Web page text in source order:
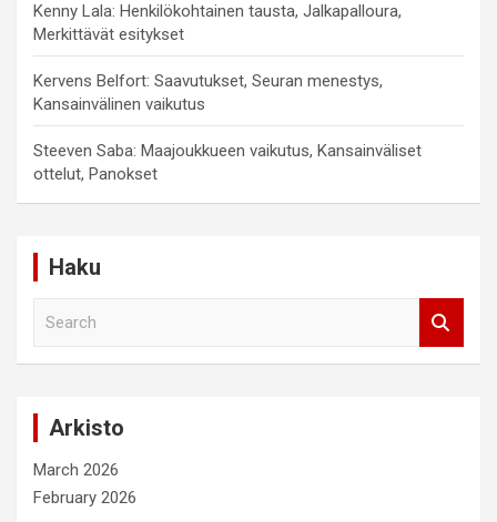
Kenny Lala: Henkilökohtainen tausta, Jalkapalloura,
Merkittävät esitykset
Kervens Belfort: Saavutukset, Seuran menestys,
Kansainvälinen vaikutus
Steeven Saba: Maajoukkueen vaikutus, Kansainväliset
ottelut, Panokset
Haku
Arkisto
March 2026
February 2026